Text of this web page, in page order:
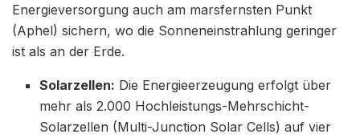
Energieversorgung auch am marsfernsten Punkt
(Aphel) sichern, wo die Sonneneinstrahlung geringer
ist als an der Erde.
Solarzellen: Die Energieerzeugung erfolgt über
mehr als 2.000 Hochleistungs-Mehrschicht-
Solarzellen (Multi-Junction Solar Cells) auf vier